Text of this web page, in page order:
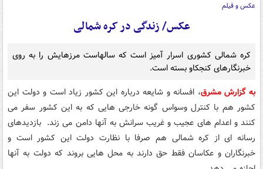
عکس و فیلم
عکس/ زندگی در کره شمالی
کره شمالی کشوری اسرار آمیز است که سالهاست مرزهایش را به روی
خبرنگارهای کنجکاو بسته است.
به گزارش مشرق، افسانه و شایعه درباره این کشور زیاد است و دولت این
کشور هم با کنترل وسواس گونه خارجی هایی که به این کشور سفر می
کنند و اعدام های عجیب و غریب سرانش به آنها دامن می زند. بازدیدهای
رسانه ای از کره شمالی هم صرفا با نظارت دولت این کشور است و
خبرنگاران و عکاسان فقط حق دارند به محل هایی بروند که دولت به آنها